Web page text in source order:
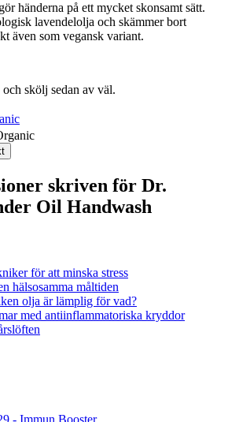
händerna på ett mycket skonsamt sätt.
lavendelolja och skämmer bort
även som vegansk variant.
skölj sedan av väl.
skriven för Dr.
Oil Handwash
för att minska stress
hälsosamma måltiden
olja är lämplig för vad?
med antiinflammatoriska kryddor